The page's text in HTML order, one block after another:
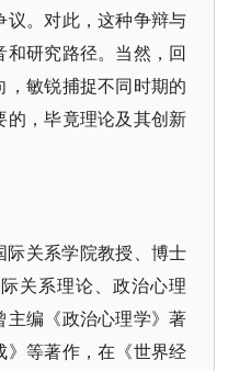
。对此，这种争辩与
研究路径。当然，回
敏锐捕捉不同时期的
，毕竟理论及其创新
关系学院教授、博士
关系理论、政治心理
编《政治心理学》著
等著作，在《世界经